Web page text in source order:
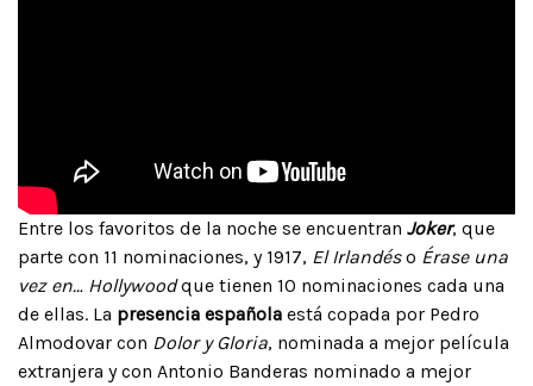
Entre los favoritos de la noche se encuentran Joker, que
parte con 11 nominaciones, y 1917, El Irlandéso Érase una
vez en… Hollywoodque tienen 10 nominaciones cada una
de ellas. La presencia española está copada por Pedro
Almodovar con Dolor y Gloria, nominada a mejor película
extranjera y con Antonio Banderas nominado a mejor